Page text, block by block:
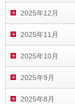
2025年12月
2025年11月
2025年10月
2025年9月
2025年8月